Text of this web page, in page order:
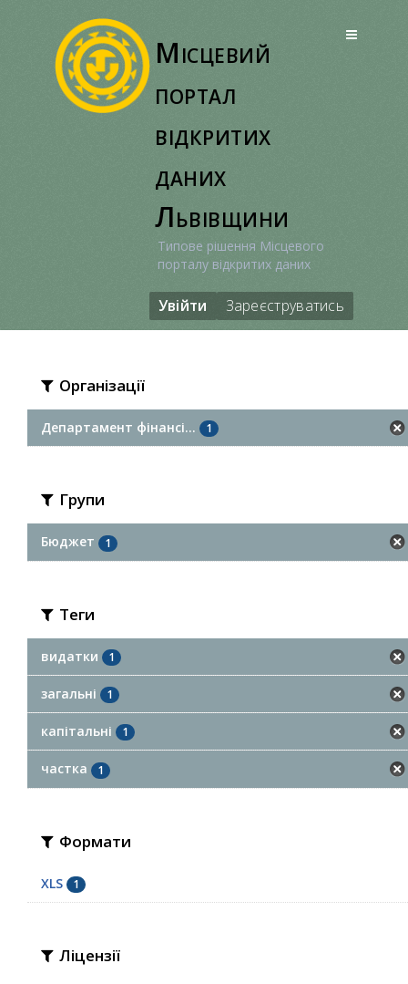
Місцевий
портал
відкритих
даних
Львівщини
Типове рішення Місцевого
порталу відкритих даних
Увійти Зареєструватись
Організації
Департамент фінансі... 1
Групи
Бюджет 1
Теги
видатки 1
загальні 1
капітальні 1
частка 1
Формати
XLS 1
Ліцензії